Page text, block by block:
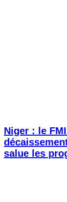
Niger : le
salue les